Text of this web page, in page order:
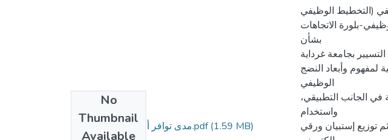
No
Thumbnail
Available
مدى توافر أبعاد النضج الوظيفي.pdf(1.59 MB)
(التخطيط الوظيفي-
بلورة الاتجاهات
بشأن
بجامعة غرداية،
لمفهوم وأبعاد النضج
الوظيفي
الجانب التطبيقي،
واستخدام
توزيع إستبيان ورقي